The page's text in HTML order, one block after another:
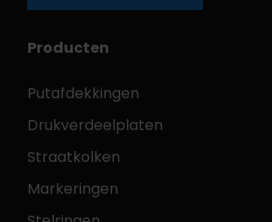
Producten
Putafdekkingen
Drukverdeelplaten
Straatkolken
Markeringen